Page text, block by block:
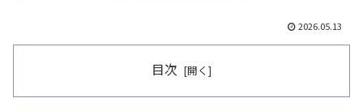
2026.05.13
目次